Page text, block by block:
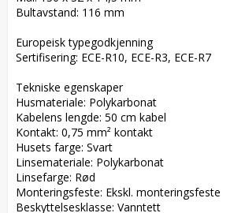
Bultavstand: 116 mm
Europeisk typegodkjenning
Sertifisering: ECE-R10, ECE-R3, ECE-R7
Tekniske egenskaper
Husmateriale: Polykarbonat
Kabelens lengde: 50 cm kabel
Kontakt: 0,75 mm² kontakt
Husets farge: Svart
Linsemateriale: Polykarbonat
Linsefarge: Rød
Monteringsfeste: Ekskl. monteringsfeste
Beskyttelsesklasse: Vanntett